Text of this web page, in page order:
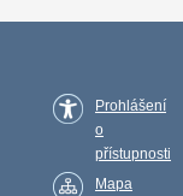
Prohlášení
o
přístupnosti
Mapa